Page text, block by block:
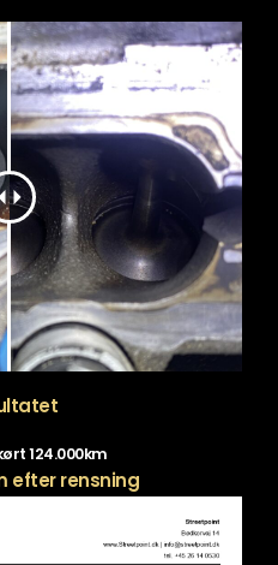
124.000km
efter rensning